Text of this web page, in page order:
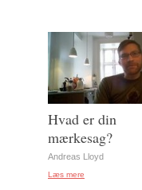
Hvad er din
mærkesag?
Andreas Lloyd
Læs mere